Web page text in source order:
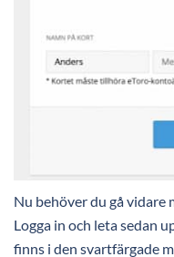
Nu behöver du gå vidare
Logga in och leta sedan
finns i den svartfärgade